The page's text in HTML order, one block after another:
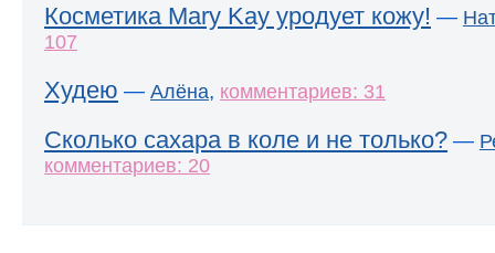
Косметика Mary Kay уродует кожу! —
107
Худею — Алёна, комментариев: 31
Сколько сахара в коле и не только? —
комментариев: 20